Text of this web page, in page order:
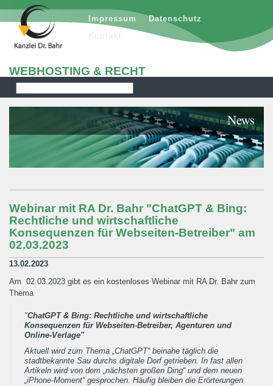
Impressum
Datenschutz
WEBHOSTING & RECHT
News
Webinar mit RA Dr. Bahr "ChatGPT & Bing:
Rechtliche und wirtschaftliche
Konsequenzen für Webseiten-Betreiber" am
02.03.2023
13.02.2023
Am 02.03.2023 gibt es ein kostenloses Webinar mit RA Dr. Bahr zum
Thema
"ChatGPT & Bing: Rechtliche und wirtschaftliche
Konsequenzen für Webseiten-Betreiber, Agenturen und
Online-Verlage"
Aktuell wird zum Thema „ChatGPT“ beinahe täglich die
stadtbekannte Sau durchs digitale Dorf getrieben. In fast allen
Artikeln wird von dem „nächsten großen Ding“ und dem neuen
„iPhone-Moment“ gesprochen. Häufig bleiben die Erörterungen